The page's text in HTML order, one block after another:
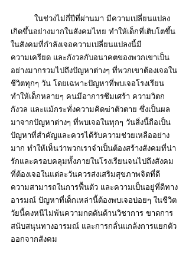
เกิดขึ้นอย่างมากในสังคมไทย ทำให้เด็กที่เติบโตขึ้น
ในสังคมที่กำลังเจอความเปลี่ยนแปลงนี้มี
ความเครียด และกังวลกับอนาคตของพวกเขาเป็น
อย่างมากรวมไปถึงปัญหาต่างๆ ที่พวกเขาต้องเจอใน
ชีวิตทุกๆ วัน โดยเฉพาะปัญหาที่พบเจอโรงเรียน
ทำให้เด็กหลายๆ คนมีอาการซึมเศร้า ความวิตก
กังวล และแม้กระทั่งความคิดฆ่าตัวตาย ซึ่งเป็นผล
มาจากปัญหาต่างๆ ที่พบเจอในทุกๆ วันสิ่งนี้ถือเป็น
ปัญหาที่สำคัญและควรได้รับความช่วยเหลืออย่าง
มาก ทำให้เห็นว่าพวกเราจำเป็นต้องสร้างสังคมที่น่า
รักและครอบคลุมทั้งภายในโรงเรียนจนไปถึงสังคม
ที่ต้องเจอในแต่ละวันควรส่งเสริมสุขภาพจิตที่ดี
ความสามารถในการฟื้นตัว และความเป็นอยู่ที่ดีทาง
อารมณ์ ปัญหาที่เด็กเหล่านี้ต้องพบเจอบ่อยๆ ในชีวิต
วัยนี้คงหนีไม่พ้นความกดดันด้านวิชาการ ขาดการ
สนับสนุนทางอารมณ์ และการกลั่นแกล้งการแยกตัว
ออกจากสังคม